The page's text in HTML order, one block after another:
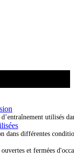
utilisés
dans différentes
et fermées